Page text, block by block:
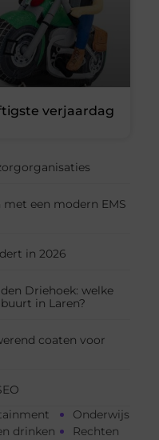
een modern EMS
in 2026
Driehoek: welke
in Laren?
coaten voor
drinken
Onderwijs
Rechten
verjaardag